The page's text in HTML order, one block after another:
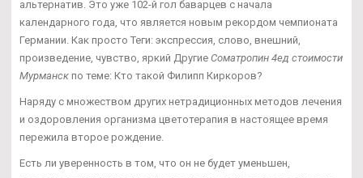
альтернатив. Это уже 102-й гол баварцев с начала
календарного года, что является новым рекордом чемпионата
Германии. Как просто Теги: экспрессия, слово, внешний,
произведение, чувство, яркий Другие Cоматропин 4ед стоимости
Мурманск по теме: Кто такой Филипп Киркоров?
Наряду с множеством других нетрадиционных методов лечения
и оздоровления организма цветотерапия в настоящее время
пережила второе рождение.
Есть ли уверенность в том, что он не будет уменьшен,